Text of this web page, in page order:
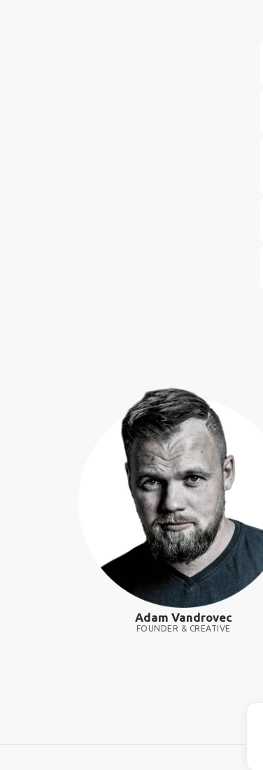
Adam Vandrovec
FOUNDER & CREATIVE